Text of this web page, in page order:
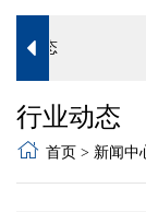
业动态
行业动态
首页 > 新闻中